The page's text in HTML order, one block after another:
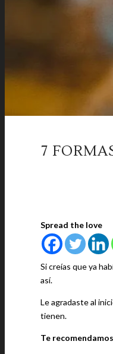
7
Spread the love
Si creías que ya
así.
Le agradaste al
tienen.
Te